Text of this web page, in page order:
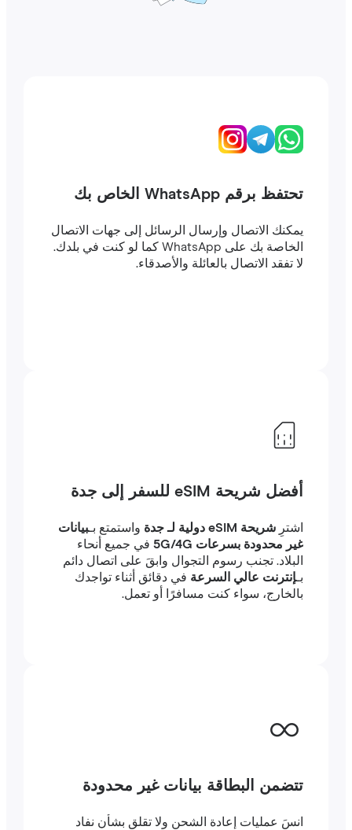
تحتفظ برقم WhatsApp الخاص بك
يمكنك الاتصال وإرسال الرسائل إلى جهات الاتصال
الخاصة بك على WhatsApp كما لو كنت في بلدك.
لا تفقد الاتصال بالعائلة والأصدقاء.
أفضل شريحة eSIM للسفر إلى جدة
شريحة eSIM دولية لـ جدة واستمتع بـبيانات
غير محدودة بسرعات 5G/4G
في جميع أنحاء
البلاد. تجنب رسوم التجوال وابقَ على اتصال دائم
إنترنت عالي السرعةفي دقائق أثناء تواجدك
بالخارج، سواء كنت مسافرًا أو تعمل.
تتضمن البطاقة بيانات غير محدودة
انسَ عمليات إعادة الشحن ولا تقلق بشأن نفاد